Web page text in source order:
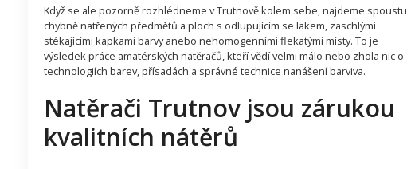
Když se ale pozorně rozhlédneme v Trutnově kolem sebe, najdeme spoustu
chybně natřených předmětů a ploch s odlupujícím se lakem, zaschlými
stékajícími kapkami barvy anebo nehomogenními flekatými místy. To je
výsledek práce amatérských natěračů, kteří vědí velmi málo nebo zhola nic o
technologiích barev, přísadách a správné technice nanášení barviva.
Natěrači Trutnov jsou zárukou
kvalitních nátěrů